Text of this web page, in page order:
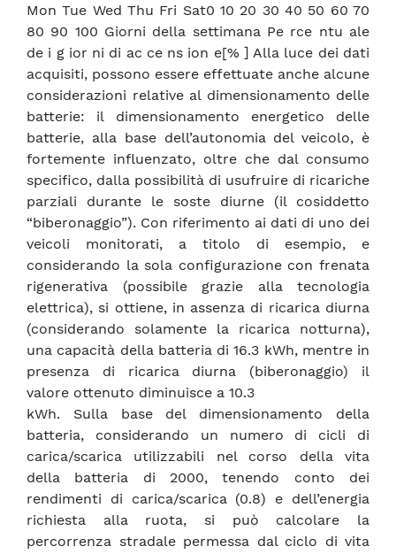
Mon Tue Wed Thu Fri Sat0 10 20 30 40 50 60 70
80 90 100 Giorni della settimana Pe rce ntu ale
de i g ior ni di ac ce ns ion e[% ] Alla luce dei dati
acquisiti, possono essere effettuate anche alcune
considerazioni relative al dimensionamento delle
batterie: il dimensionamento energetico delle
batterie, alla base dell’autonomia del veicolo, è
fortemente influenzato, oltre che dal consumo
specifico, dalla possibilità di usufruire di ricariche
parziali durante le soste diurne (il cosiddetto
“biberonaggio”). Con riferimento ai dati di uno dei
veicoli monitorati, a titolo di esempio, e
considerando la sola configurazione con frenata
rigenerativa (possibile grazie alla tecnologia
elettrica), si ottiene, in assenza di ricarica diurna
(considerando solamente la ricarica notturna),
una capacità della batteria di 16.3 kWh, mentre in
presenza di ricarica diurna (biberonaggio) il
valore ottenuto diminuisce a 10.3
kWh. Sulla base del dimensionamento della
batteria, considerando un numero di cicli di
carica/scarica utilizzabili nel corso della vita
della batteria di 2000, tenendo conto dei
rendimenti di carica/scarica (0.8) e dell’energia
richiesta alla ruota, si può calcolare la
percorrenza stradale permessa dal ciclo di vita